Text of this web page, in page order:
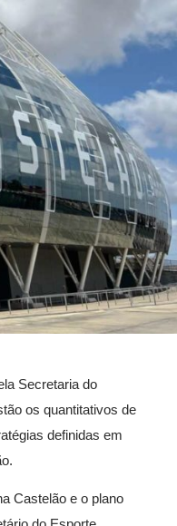
Secretaria do
os quantitativos de
definidas em
Castelão e o plano